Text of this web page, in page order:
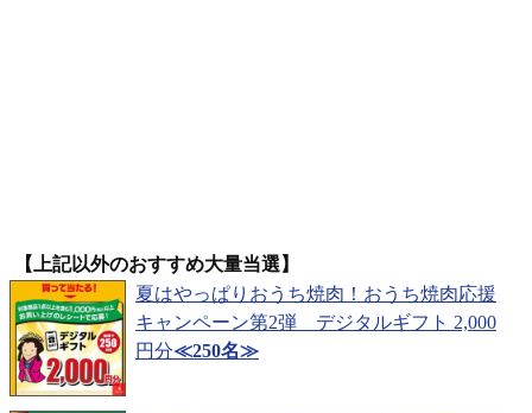
【上記以外のおすすめ大量当選】
夏はやっぱりおうち焼肉！おうち焼肉応援
キャンペーン第2弾 デジタルギフト 2,000
円分≪250名≫